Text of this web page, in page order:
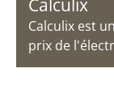
Calculix
Calculix est
prix de